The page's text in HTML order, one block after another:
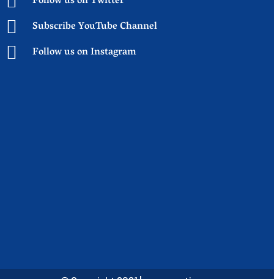
Subscribe YouTube Channel
Follow us on Instagram